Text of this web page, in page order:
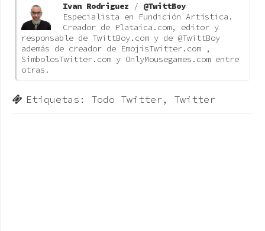
Ivan Rodriguez / @TwittBoy
Especialista en Fundición Artística.
Creador de Plataica.com, editor y
responsable de TwittBoy.com y de @TwittBoy
además de creador de EmojisTwitter.com ,
SimbolosTwitter.com y OnlyMousegames.com entre
otras.
Etiquetas: Todo Twitter, Twitter